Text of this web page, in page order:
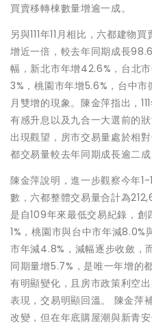
買賣移轉棟數量增逾一成。
另與111年11月相比，六都建物
增近一倍，較去年同期成長
幅，新北市年增42.6%，台北
3%，桃園市年增5.6%，台中市
月雙增的現象。陳金萍指出，
有感升息以及九合一大選前的
出現觀望，房市交易量處於相
都交易量較去年同期成長逾二成
陳金萍說明，進一步觀察今年
數，六都整體交易量合計為
是自109年來最低交易紀錄，
1%，桃園市與台中市年減8.0%
市年減4.8%，減幅逐步收斂，
同期量增5.7%，是唯一年增的
有明顯變化，且房市政策利空
表現，交易明顯回溫。 陳金萍
改變，但在年底購屋潮與新青